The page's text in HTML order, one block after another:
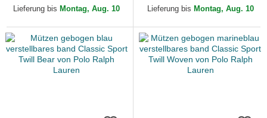
Lauren
Lieferung bis Montag, Aug. 10
Lauren
Lieferung bis Montag, Aug. 10